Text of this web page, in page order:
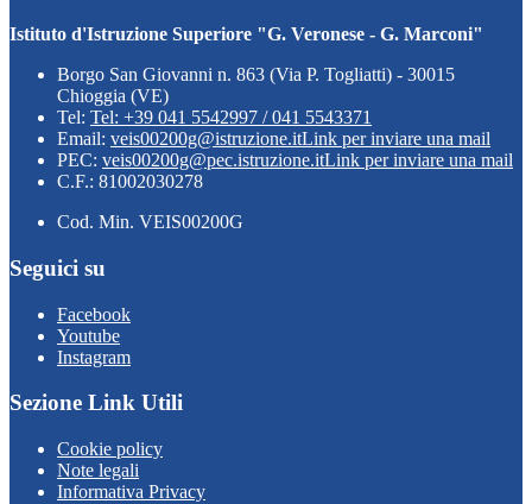
Istituto d'Istruzione Superiore "G. Veronese - G. Marconi"
Borgo San Giovanni n. 863 (Via P. Togliatti) - 30015
Chioggia (VE)
Tel: Tel: +39 041 5542997 / 041 5543371
Email: veis00200g@istruzione.itLink per inviare una mail
PEC: veis00200g@pec.istruzione.itLink per inviare una mail
C.F.: 81002030278
Cod. Min. VEIS00200G
Seguici su
Facebook
Youtube
Instagram
Sezione Link Utili
Cookie policy
Note legali
Informativa Privacy